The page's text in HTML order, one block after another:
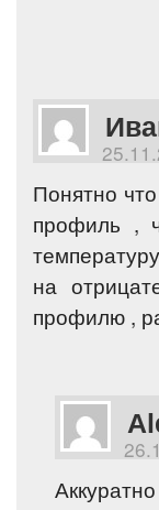
Понятно
профиль ,
на
профилю ,